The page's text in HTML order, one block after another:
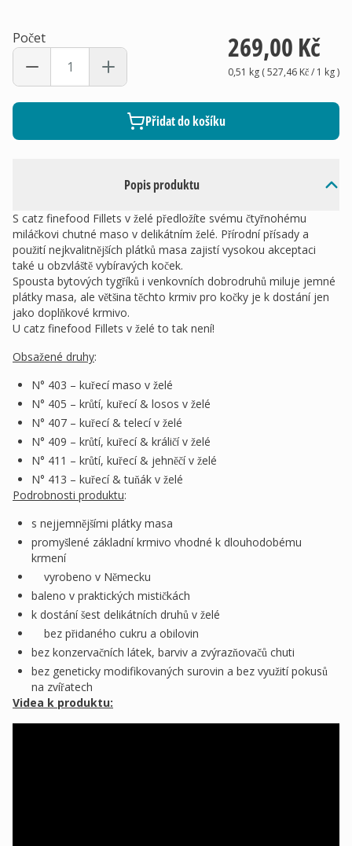
Popis produktu
S catz finefood Fillets v želé předložíte svému čtyřnohému
miláčkovi chutné maso v delikátním želé. Přírodní přísady a
použití nejkvalitnějších plátků masa zajistí vysokou akceptaci
také u obzvláště vybíravých koček.
Spousta bytových tygříků i venkovních dobrodruhů miluje jemné
plátky masa, ale většina těchto krmiv pro kočky je k dostání jen
jako doplňkové krmivo.
U catz finefood Fillets v želé to tak není!
Obsažené druhy:
N° 403 – kuřecí maso v želé
N° 405 – krůtí, kuřecí & losos v želé
N° 407 – kuřecí & telecí v želé
N° 409 – krůtí, kuřecí & králičí v želé
N° 411 – krůtí, kuřecí & jehněčí v želé
N° 413 – kuřecí & tuňák v želé
Podrobnosti produktu:
s nejjemnějšími plátky masa
promyšlené základní krmivo vhodné k dlouhodobému
krmení
vyrobeno v Německu
baleno v praktických mističkách
k dostání šest delikátních druhů v želé
bez přidaného cukru a obilovin
bez konzervačních látek, barviv a zvýrazňovačů chuti
bez geneticky modifikovaných surovin a bez využití pokusů
na zvířatech
Videa k produktu:
Počet 269,00 Kč
0,51 kg(527,46 Kč/ 1 kg)
Přidat do košíku